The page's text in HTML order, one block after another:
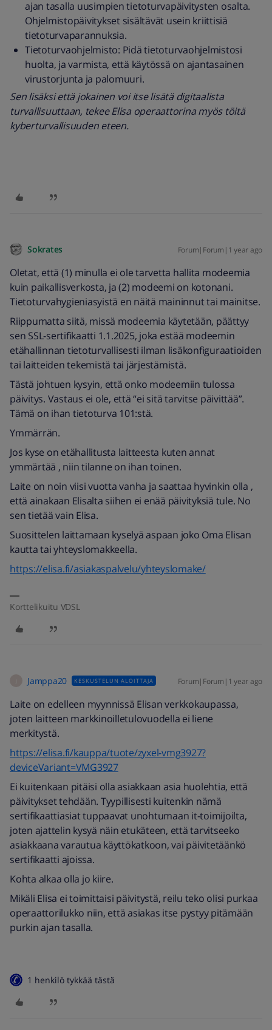
ajan tasalla uusimpien tietoturvapäivitysten osalta.
Ohjelmistopäivitykset sisältävät usein kriittisiä
tietoturvaparannuksia.
Tietoturvaohjelmisto: Pidä tietoturvaohjelmistosi
huolta, ja varmista, että käytössä on ajantasainen
virustorjunta ja palomuuri.
Sen lisäksi että jokainen voi itse lisätä digitaalista
turvallisuuttaan, tekee Elisa operaattorina myös töitä
kyberturvallisuuden eteen.
Sokrates Forum|Forum|1 year ago
Oletat, että (1) minulla ei ole tarvetta hallita modeemia
kuin paikallisverkosta, ja (2) modeemi on kotonani.
Tietoturvahygieniasyistä en näitä maininnut tai mainitse.
Riippumatta siitä, missä modeemia käytetään, päättyy
sen SSL-sertifikaatti 1.1.2025, joka estää modeemin
etähallinnan tietoturvallisesti ilman lisäkonfiguraatioiden
tai laitteiden tekemistä tai järjestämistä.
Tästä johtuen kysyin, että onko modeemiin tulossa
päivitys. Vastaus ei ole, että “ei sitä tarvitse päivittää”.
Tämä on ihan tietoturva 101:stä.
Ymmärrän.
Jos kyse on etähallitusta laitteesta kuten annat
ymmärtää , niin tilanne on ihan toinen.
Laite on noin viisi vuotta vanha ja saattaa hyvinkin olla ,
että ainakaan Elisalta siihen ei enää päivityksiä tule. No
sen tietää vain Elisa.
Suosittelen laittamaan kyselyä aspaan joko Oma Elisan
kautta tai yhteyslomakkeella.
https://elisa.fi/asiakaspalvelu/yhteyslomake/
Korttelikuitu VDSL
Jamppa20 KESKUSTELUN ALOITTAJA Forum|Forum|1 year ago
Laite on edelleen myynnissä Elisan verkkokaupassa,
joten laitteen markkinoilletulovuodella ei liene
merkitystä.
https://elisa.fi/kauppa/tuote/zyxel-vmg3927?
deviceVariant=VMG3927
Ei kuitenkaan pitäisi olla asiakkaan asia huolehtia, että
päivitykset tehdään. Tyypillisesti kuitenkin nämä
sertifikaattiasiat tuppaavat unohtumaan it-toimijoilta,
joten ajattelin kysyä näin etukäteen, että tarvitseeko
asiakkaana varautua käyttökatkoon, vai päivitetäänkö
sertifikaatti ajoissa.
Kohta alkaa olla jo kiire.
Mikäli Elisa ei toimittaisi päivitystä, reilu teko olisi purkaa
operaattorilukko niin, että asiakas itse pystyy pitämään
purkin ajan tasalla.
1 henkilö tykkää tästä